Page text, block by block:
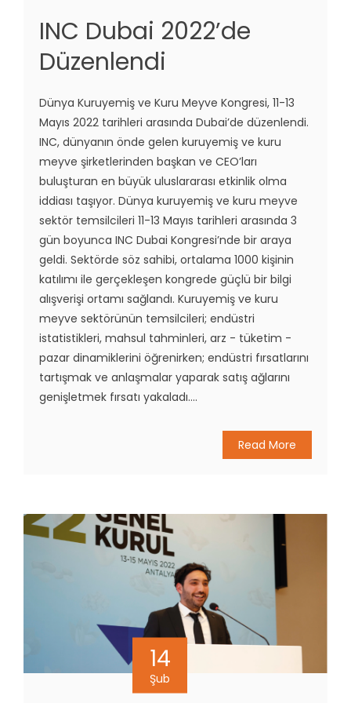
INC Dubai 2022’de
Düzenlendi
Dünya Kuruyemiş ve Kuru Meyve Kongresi, 11-13
Mayıs 2022 tarihleri arasında Dubai’de düzenlendi.
INC, dünyanın önde gelen kuruyemiş ve kuru
meyve şirketlerinden başkan ve CEO’ları
buluşturan en büyük uluslararası etkinlik olma
iddiası taşıyor. Dünya kuruyemiş ve kuru meyve
sektör temsilcileri 11-13 Mayıs tarihleri arasında 3
gün boyunca INC Dubai Kongresi’nde bir araya
geldi. Sektörde söz sahibi, ortalama 1000 kişinin
katılımı ile gerçekleşen kongrede güçlü bir bilgi
alışverişi ortamı sağlandı. Kuruyemiş ve kuru
meyve sektörünün temsilcileri; endüstri
istatistikleri, mahsul tahminleri, arz - tüketim -
pazar dinamiklerini öğrenirken; endüstri fırsatlarını
tartışmak ve anlaşmalar yaparak satış ağlarını
genişletmek fırsatı yakaladı....
Read More
14
Şub